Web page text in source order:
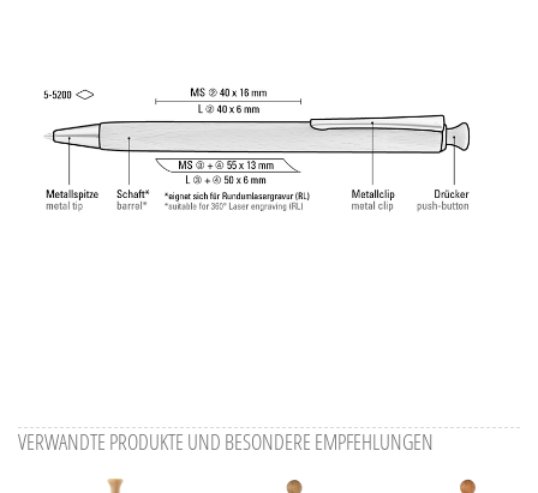
VERWANDTE PRODUKTE UND BESONDERE EMPFEHLUNGEN